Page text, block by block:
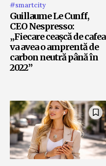
#smartcity
Guillaume Le Cunff,
CEO Nespresso:
„Fiecare ceașcă de cafea
va avea o amprentă de
carbon neutră până în
2022”